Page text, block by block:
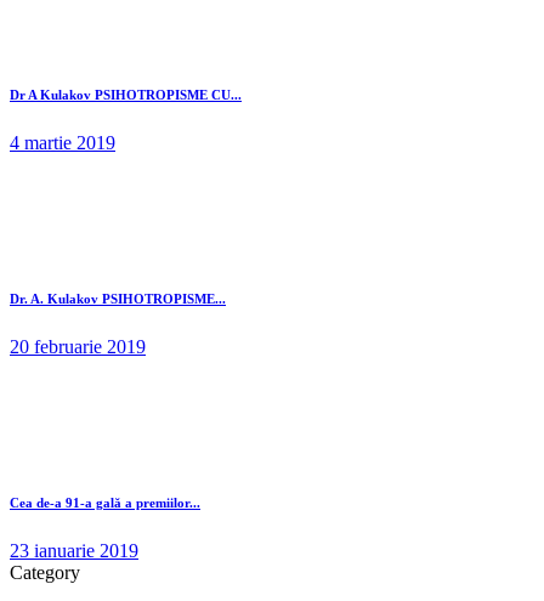
Dr A Kulakov PSIHOTROPISME CU...
4 martie 2019
Dr. A. Kulakov PSIHOTROPISME...
20 februarie 2019
Cea de-a 91-a gală a premiilor...
23 ianuarie 2019
Category